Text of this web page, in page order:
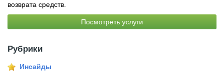
возврата средств.
Посмотреть услуги
Рубрики
Инсайды